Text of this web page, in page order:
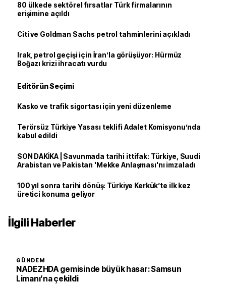
80 ülkede sektörel fırsatlar Türk firmalarının
erişimine açıldı
Citi ve Goldman Sachs petrol tahminlerini açıkladı
Irak, petrol geçişi için İran’la görüşüyor: Hürmüz
Boğazı krizi ihracatı vurdu
Editörün Seçimi
Kasko ve trafik sigortası için yeni düzenleme
Terörsüz Türkiye Yasası teklifi Adalet Komisyonu’nda
kabul edildi
SON DAKİKA | Savunmada tarihi ittifak: Türkiye, Suudi
Arabistan ve Pakistan 'Mekke Anlaşması'nı imzaladı
100 yıl sonra tarihi dönüş: Türkiye Kerkük’te ilk kez
üretici konuma geliyor
İlgili Haberler
GÜNDEM
NADEZHDA gemisinde büyük hasar: Samsun
Limanı’na çekildi